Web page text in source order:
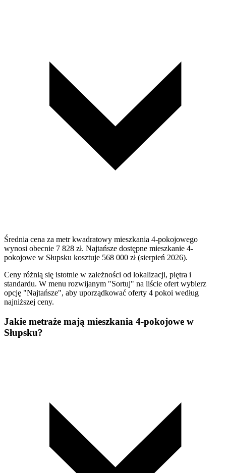
Średnia cena za metr kwadratowy mieszkania 4-pokojowego
wynosi obecnie 7 828 zł. Najtańsze dostępne mieszkanie 4-
pokojowe w Słupsku kosztuje 568 000 zł (sierpień 2026).
Ceny różnią się istotnie w zależności od lokalizacji, piętra i
standardu. W menu rozwijanym "Sortuj" na liście ofert wybierz
opcję "Najtańsze", aby uporządkować oferty 4 pokoi według
najniższej ceny.
Jakie metraże mają mieszkania 4-pokojowe w
Słupsku?